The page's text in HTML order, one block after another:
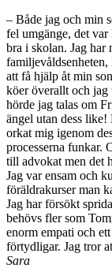
– Både jag och min
fel umgänge, det
bra i skolan. Jag har
att få hjälp åt min
köer överallt och
hörde jag talas om
ängel utan dess
orkat mig igenom
processerna funkar.
till advokat men det
Jag var ensam och
föräldrakurser man
Jag har försökt
behövs fler som
enorm empati och
förtydligar. Jag tror
Sara